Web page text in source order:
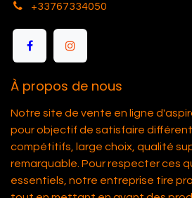
+33767334050
À propos de nous
Notre site de vente en ligne
pour objectif de satisfaire
compétitifs, large choix, qualité
remarquable. Pour respecter ces
essentiels, notre entreprise tire